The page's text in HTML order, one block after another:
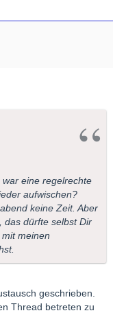
eine regelrechte
aufwischen?
keine Zeit. Aber
das dürfte selbst Dir
meinen
geschrieben.
Thread betreten zu